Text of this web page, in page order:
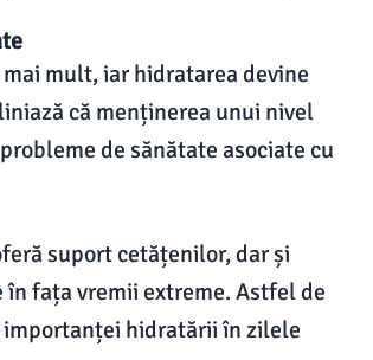
mult, iar hidratarea devine
că menținerea unui nivel
de sănătate asociate cu
suport cetățenilor, dar și
fața vremii extreme. Astfel de
hidratării în zilele